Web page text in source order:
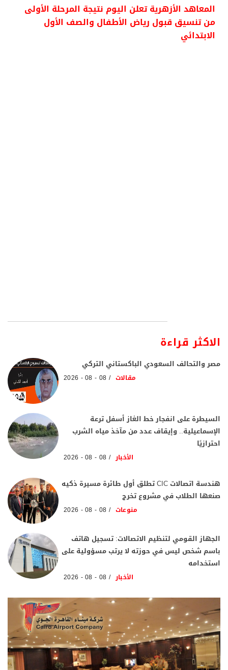
المعاهد الأزهرية تعلن اليوم نتيجة المرحلة الأولى
من تنسيق قبول رياض الأطفال والصف الأول
الابتدائي
الاكثر قراءة
مصر والتحالف السعودي الباكستاني التركي
مقالات 08 - 08 - 2026
السيطرة على انفجار خط الغاز أسفل ترعة
الإسماعيلية.. وإيقاف عدد من مآخذ مياه الشرب
احترازيًا
الأخبار 08 - 08 - 2026
هندسة اتصالات CIC تطلق أول طائرة مسيرة ذكيه
صنعها الطلاب في مشروع تخرج
منوعات 08 - 08 - 2026
الجهاز القومي لتنظيم الاتصالات: تسجيل هاتف
باسم شخص ليس في حوزته لا يرتب مسؤولية على
استخدامه
الأخبار 08 - 08 - 2026